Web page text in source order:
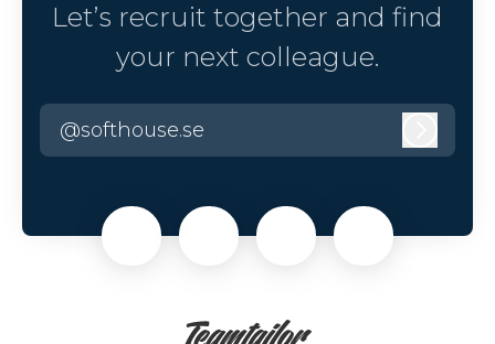
Let’s recruit together and find
your next colleague.
@softhouse.se